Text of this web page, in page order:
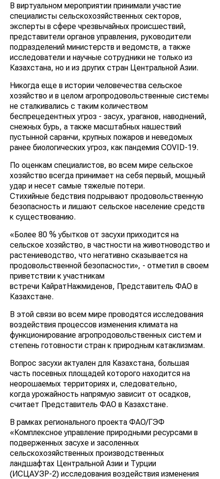
В виртуальном мероприятии принимали участие
специалисты сельскохозяйственных секторов,
эксперты в сфере чрезвычайных происшествий,
представители органов управления, руководители
подразделений министерств и ведомств, а также
исследователи и научные сотрудники не только из
Казахстана, но и из других стран Центральной Азии.
Никогда еще в истории человечества сельское
хозяйство и в целом агропродовольственные системы
не сталкивались с таким количеством
беспрецедентных угроз - засух, ураганов, наводнений,
снежных бурь, а также масштабных нашествий
пустынной саранчи, крупных пожаров и неведомых
ранее биологических угроз, как пандемия COVID-19.
По оценкам специалистов, во всем мире сельское
хозяйство всегда принимает на себя первый, мощный
удар и несет самые тяжелые потери.
Стихийные бедствия подрывают продовольственную
безопасность и лишают сельское население средств
к существованию.
«Более 80 % убытков от засухи приходится на
сельское хозяйство, в частности на животноводство и
растениеводство, что негативно сказывается на
продовольственной безопасности», - отметил в своем
приветствии к участникам
встречи КайратНажмиденов, Представитель ФАО в
Казахстане.
В этой связи во всем мире проводятся исследования
воздействия процессов изменения климата на
функционирование агропродовольственных систем и
степень готовности стран к природным катаклизмам.
Вопрос засухи актуален для Казахстана, большая
часть посевных площадей которого находится на
неорошаемых территориях и, следовательно,
когда урожайность напрямую зависит от осадков,
считает Представитель ФАО в Казахстане.
В рамках регионального проекта ФАО/ГЭФ
«Комплексное управление природными ресурсами в
подверженных засухе и засоленных
сельскохозяйственных производственных
ландшафтах Центральной Азии и Турции
(ИСЦАУЗР-2) исследования воздействия изменения